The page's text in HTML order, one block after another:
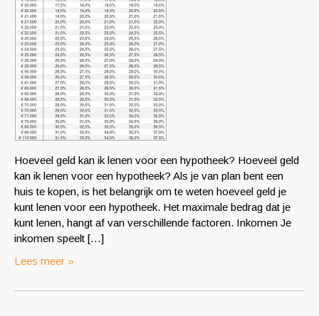
Hoeveel geld kan ik lenen voor een hypotheek? Hoeveel geld
kan ik lenen voor een hypotheek? Als je van plan bent een
huis te kopen, is het belangrijk om te weten hoeveel geld je
kunt lenen voor een hypotheek. Het maximale bedrag dat je
kunt lenen, hangt af van verschillende factoren. Inkomen Je
inkomen speelt […]
Lees meer »